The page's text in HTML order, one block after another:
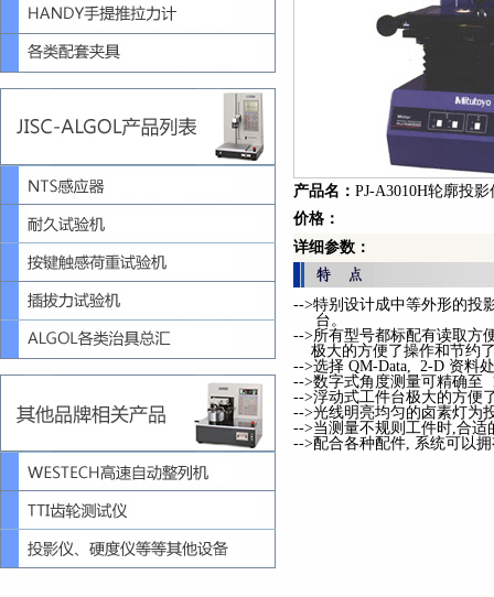
产品名： PJ-A3010H轮廓投影
价格：
详细参数：
-->特别设计成中等外形的投
台。
-->所有型号都标配有读取方
极大的方便了操作和节约
-->选择 QM-Data, 2-D 资料
-->数字式角度测量可精确至
-->浮动式工件台极大的方便
-->光线明亮均匀的卤素灯为
-->当测量不规则工件时,合
-->配合各种配件, 系统可以